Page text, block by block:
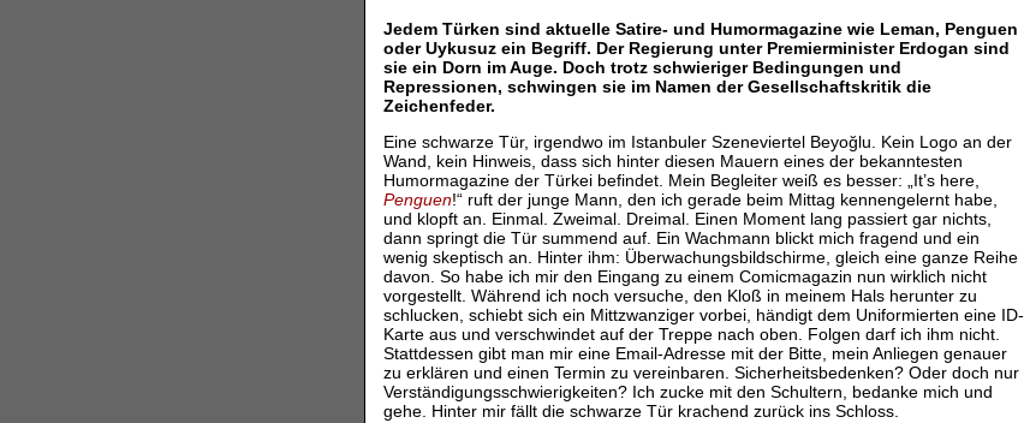
Jedem Türken sind aktuelle Satire- und Humormagazine wie Leman, Penguen
oder Uykusuz ein Begriff. Der Regierung unter Premierminister Erdogan sind
sie ein Dorn im Auge. Doch trotz schwieriger Bedingungen und
Repressionen, schwingen sie im Namen der Gesellschaftskritik die
Zeichenfeder.
Eine schwarze Tür, irgendwo im Istanbuler Szeneviertel Beyoğlu. Kein Logo an der
Wand, kein Hinweis, dass sich hinter diesen Mauern eines der bekanntesten
Humormagazine der Türkei befindet. Mein Begleiter weiß es besser: „It’s here,
Penguen!“ ruft der junge Mann, den ich gerade beim Mittag kennengelernt habe,
und klopft an. Einmal. Zweimal. Dreimal. Einen Moment lang passiert gar nichts,
dann springt die Tür summend auf. Ein Wachmann blickt mich fragend und ein
wenig skeptisch an. Hinter ihm: Überwachungsbildschirme, gleich eine ganze Reihe
davon. So habe ich mir den Eingang zu einem Comicmagazin nun wirklich nicht
vorgestellt. Während ich noch versuche, den Kloß in meinem Hals herunter zu
schlucken, schiebt sich ein Mittzwanziger vorbei, händigt dem Uniformierten eine ID-
Karte aus und verschwindet auf der Treppe nach oben. Folgen darf ich ihm nicht.
Stattdessen gibt man mir eine Email-Adresse mit der Bitte, mein Anliegen genauer
zu erklären und einen Termin zu vereinbaren. Sicherheitsbedenken? Oder doch nur
Verständigungsschwierigkeiten? Ich zucke mit den Schultern, bedanke mich und
gehe. Hinter mir fällt die schwarze Tür krachend zurück ins Schloss.